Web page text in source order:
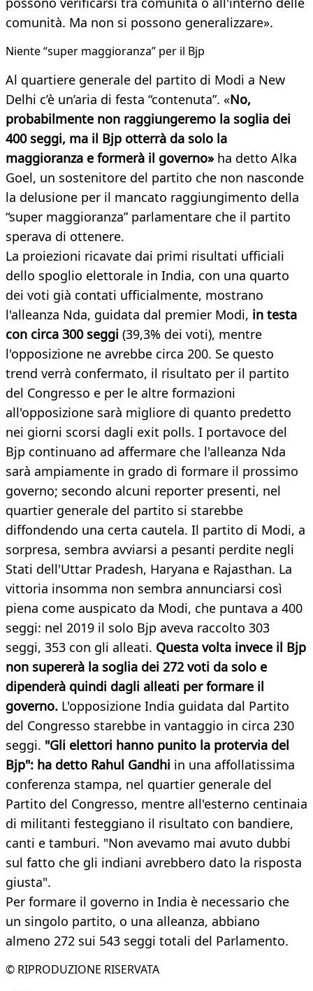
comunità. Ma non si possono generalizzare».
Niente “super maggioranza” per il Bjp
Al quartiere generale del partito di Modi a New
Delhi c’è un’aria di festa “contenuta”. «No,
probabilmente non raggiungeremo la soglia dei
400 seggi, ma il Bjp otterrà da solo la
maggioranza e formerà il governo» ha detto Alka
Goel, un sostenitore del partito che non nasconde
la delusione per il mancato raggiungimento della
“super maggioranza” parlamentare che il partito
sperava di ottenere.
La proiezioni ricavate dai primi risultati ufficiali
dello spoglio elettorale in India, con una quarto
dei voti già contati ufficialmente, mostrano
l'alleanza Nda, guidata dal premier Modi, in testa
con circa 300 seggi (39,3% dei voti), mentre
l'opposizione ne avrebbe circa 200. Se questo
trend verrà confermato, il risultato per il partito
del Congresso e per le altre formazioni
all'opposizione sarà migliore di quanto predetto
nei giorni scorsi dagli exit polls. I portavoce del
Bjp continuano ad affermare che l'alleanza Nda
sarà ampiamente in grado di formare il prossimo
governo; secondo alcuni reporter presenti, nel
quartier generale del partito si starebbe
diffondendo una certa cautela. Il partito di Modi, a
sorpresa, sembra avviarsi a pesanti perdite negli
Stati dell'Uttar Pradesh, Haryana e Rajasthan. La
vittoria insomma non sembra annunciarsi così
piena come auspicato da Modi, che puntava a 400
seggi: nel 2019 il solo Bjp aveva raccolto 303
seggi, 353 con gli alleati. Questa volta invece il Bjp
non supererà la soglia dei 272 voti da solo e
dipenderà quindi dagli alleati per formare il
governo. L'opposizione India guidata dal Partito
del Congresso starebbe in vantaggio in circa 230
seggi. "Gli elettori hanno punito la protervia del
Bjp": ha detto Rahul Gandhi in una affollatissima
conferenza stampa, nel quartier generale del
Partito del Congresso, mentre all'esterno centinaia
di militanti festeggiano il risultato con bandiere,
canti e tamburi. "Non avevamo mai avuto dubbi
sul fatto che gli indiani avrebbero dato la risposta
giusta".
Per formare il governo in India è necessario che
un singolo partito, o una alleanza, abbiano
almeno 272 sui 543 seggi totali del Parlamento.
© RIPRODUZIONE RISERVATA